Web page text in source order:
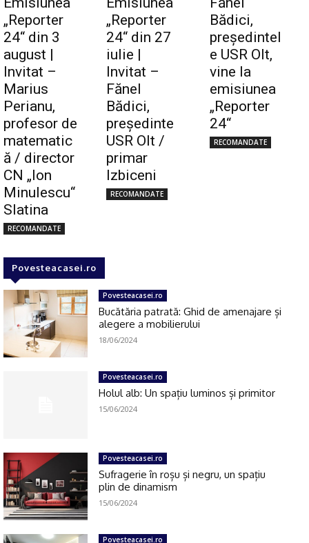
„Reporter
24“ din 3
august |
Invitat –
Marius
Perianu,
profesor de
matematic
ă / director
CN „Ion
Minulescu“
Slatina
RECOMANDATE
„Reporter
24“ din 27
iulie |
Invitat –
Fănel
Bădici,
preşedinte
USR Olt /
primar
Izbiceni
RECOMANDATE
Bădici,
preşedintel
e USR Olt,
vine la
emisiunea
„Reporter
24“
RECOMANDATE
Povesteacasei.ro
Povesteacasei.ro
Bucătăria patrată: Ghid de amenajare și
alegere a mobilierului
18/06/2024
Povesteacasei.ro
Holul alb: Un spațiu luminos și primitor
15/06/2024
Povesteacasei.ro
Sufragerie în roșu și negru, un spațiu
plin de dinamism
15/06/2024
Povesteacasei.ro